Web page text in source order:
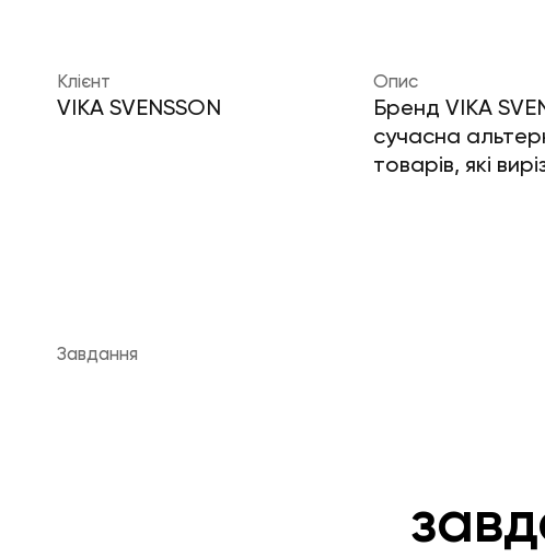
Клієнт
VIKA SVENSSON
Опис
Бренд VIKA
сучасна
товарів, які
Завдання